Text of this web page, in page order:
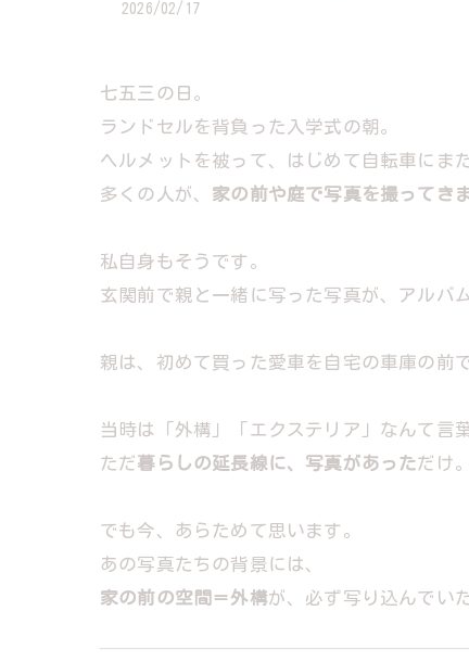
2026/02/17
七五三の日。
ランドセルを背負った入学式の朝。
ヘルメットを被って、はじめて自転車にま
多くの人が、 家の前や庭で写真を撮ってき
私自身もそうです。
玄関前で親と一緒に写った写真が、アルバ
親は、初めて買った愛車を自宅の車庫の前
当時は「外構」「エクステリア」なんて言
ただ暮らしの延長線に、写真があっただけ。
でも今、あらためて思います。
あの写真たちの背景には、
家の前の空間＝外構が、必ず写り込んでい